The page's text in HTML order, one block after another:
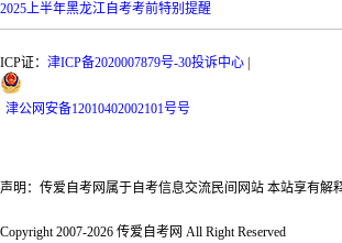
2025上半年黑龙江自考考前特别提醒
ICP证： 津ICP备2020007879号-30投诉中心
津公网安备12010402002101号号
声明：传爱自考网属于自考信息交流民间网站 本站享有解
Copyright 2007-2026 传爱自考网 All Right Reserved